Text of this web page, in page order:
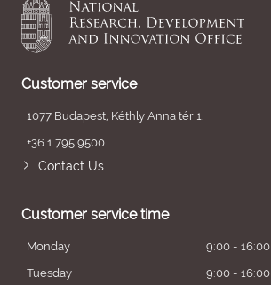
Customer service
1077 Budapest, Kéthly Anna tér 1.
+36 1 795 9500
Contact Us
Customer service time
Monday
9:00 - 16:00
Tuesday
9:00 - 16:00